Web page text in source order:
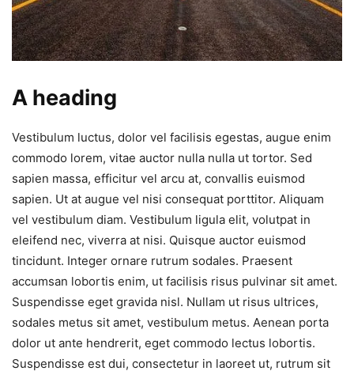
A heading
Vestibulum luctus, dolor vel facilisis egestas, augue enim
commodo lorem, vitae auctor nulla nulla ut tortor. Sed
sapien massa, efficitur vel arcu at, convallis euismod
sapien. Ut at augue vel nisi consequat porttitor. Aliquam
vel vestibulum diam. Vestibulum ligula elit, volutpat in
eleifend nec, viverra at nisi. Quisque auctor euismod
tincidunt. Integer ornare rutrum sodales. Praesent
accumsan lobortis enim, ut facilisis risus pulvinar sit amet.
Suspendisse eget gravida nisl. Nullam ut risus ultrices,
sodales metus sit amet, vestibulum metus. Aenean porta
dolor ut ante hendrerit, eget commodo lectus lobortis.
Suspendisse est dui, consectetur in laoreet ut, rutrum sit